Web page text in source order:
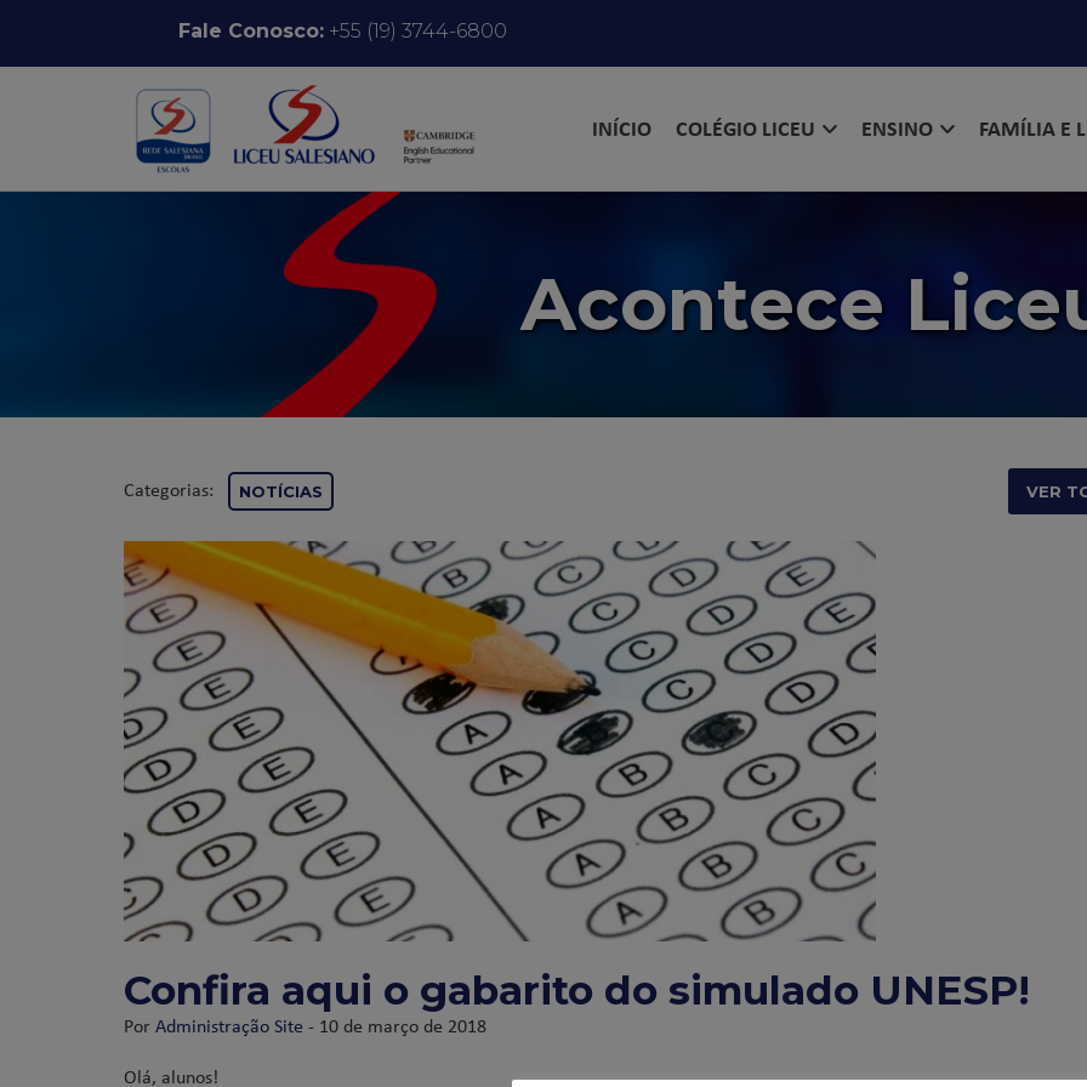
Pular para o conteúdoFale Conosco:+55 (19) 3744-6800
INÍCIO COLÉGIO LICEU ENSINO FAMÍLIA E
Acontece
Categorias: NOTÍCIAS VER
Confira aqui o gabarito do simulado UNESP!
PorAdministração Site - 10 de março de 2018
Olá, alunos!